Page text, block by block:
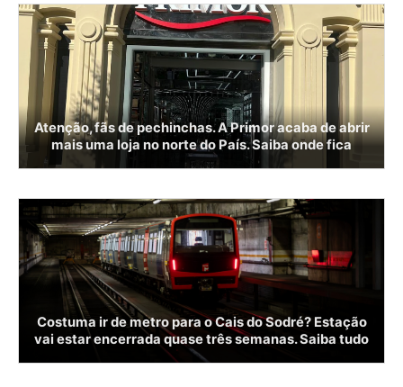
Atenção, fãs de pechinchas. A Primor acaba de abrir
mais uma loja no norte do País. Saiba onde fica
Costuma ir de metro para o Cais do Sodré? Estação
vai estar encerrada quase três semanas. Saiba tudo